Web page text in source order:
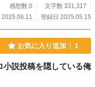
感想数 0
文字数 331,317
2025.06.11
登録日 2025.05.15
お気に入り追加 1
小説投稿を隠している俺